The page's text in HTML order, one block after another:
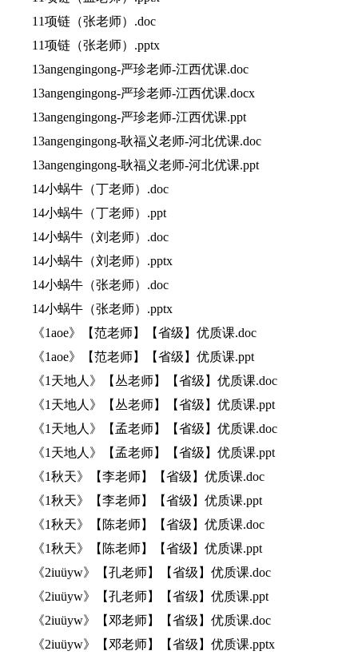
11项链（张老师）.doc
11项链（张老师）.pptx
13angengingong-严珍老师-江西优课.doc
13angengingong-严珍老师-江西优课.docx
13angengingong-严珍老师-江西优课.ppt
13angengingong-耿福义老师-河北优课.doc
13angengingong-耿福义老师-河北优课.ppt
14小蜗牛（丁老师）.doc
14小蜗牛（丁老师）.ppt
14小蜗牛（刘老师）.doc
14小蜗牛（刘老师）.pptx
14小蜗牛（张老师）.doc
14小蜗牛（张老师）.pptx
《1aoe》【范老师】【省级】优质课.doc
《1aoe》【范老师】【省级】优质课.ppt
《1天地人》【丛老师】【省级】优质课.doc
《1天地人》【丛老师】【省级】优质课.ppt
《1天地人》【孟老师】【省级】优质课.doc
《1天地人》【孟老师】【省级】优质课.ppt
《1秋天》【李老师】【省级】优质课.doc
《1秋天》【李老师】【省级】优质课.ppt
《1秋天》【陈老师】【省级】优质课.doc
《1秋天》【陈老师】【省级】优质课.ppt
《2iuüyw》【孔老师】【省级】优质课.doc
《2iuüyw》【孔老师】【省级】优质课.ppt
《2iuüyw》【邓老师】【省级】优质课.doc
《2iuüyw》【邓老师】【省级】优质课.pptx